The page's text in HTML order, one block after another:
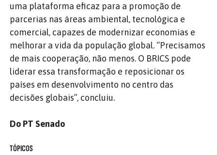
uma plataforma eficaz para a promoção de
parcerias nas áreas ambiental, tecnológica e
comercial, capazes de modernizar economias e
melhorar a vida da população global. “Precisamos
de mais cooperação, não menos. O BRICS pode
liderar essa transformação e reposicionar os
países em desenvolvimento no centro das
decisões globais”, concluiu.
Do PT Senado
TÓPICOS